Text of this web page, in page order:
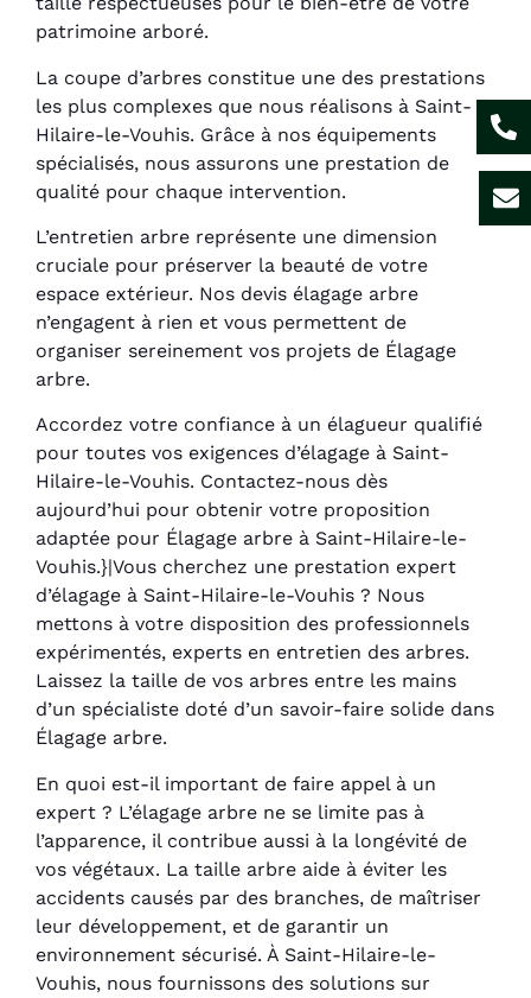
patrimoine arboré.
La coupe d’arbres constitue une des prestations
les plus complexes que nous réalisons à Saint-
Hilaire-le-Vouhis. Grâce à nos équipements
spécialisés, nous assurons une prestation de
qualité pour chaque intervention.
L’entretien arbre représente une dimension
cruciale pour préserver la beauté de votre
espace extérieur. Nos devis élagage arbre
n’engagent à rien et vous permettent de
organiser sereinement vos projets de Élagage
arbre.
Accordez votre confiance à un élagueur qualifié
pour toutes vos exigences d’élagage à Saint-
Hilaire-le-Vouhis. Contactez-nous dès
aujourd’hui pour obtenir votre proposition
adaptée pour Élagage arbre à Saint-Hilaire-le-
Vouhis.}|Vous cherchez une prestation expert
d’élagage à Saint-Hilaire-le-Vouhis ? Nous
mettons à votre disposition des professionnels
expérimentés, experts en entretien des arbres.
Laissez la taille de vos arbres entre les mains
d’un spécialiste doté d’un savoir-faire solide dans
Élagage arbre.
En quoi est-il important de faire appel à un
expert ? L’élagage arbre ne se limite pas à
l’apparence, il contribue aussi à la longévité de
vos végétaux. La taille arbre aide à éviter les
accidents causés par des branches, de maîtriser
leur développement, et de garantir un
environnement sécurisé. À Saint-Hilaire-le-
Vouhis, nous fournissons des solutions sur